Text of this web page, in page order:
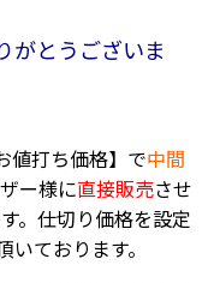
がとうございま
値打ち価格】で中間
ー様に直接販売させ
。仕切り価格を設定
いております。